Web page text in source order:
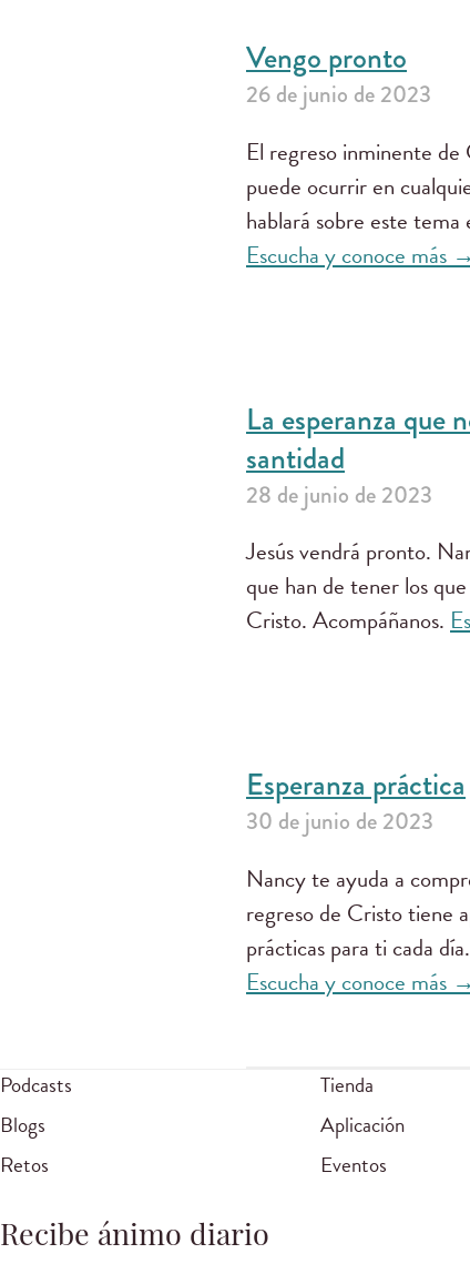
Vengo pronto
26 de junio de 2023
El regreso inminente
puede ocurrir en
hablará sobre este
Escucha y conoce más →
La esperanza que
santidad
28 de junio de 2023
Jesús vendrá pronto.
que han de tener los
Cristo. Acompáñanos.
Esperanza práctica
30 de junio de 2023
Nancy te ayuda a
regreso de Cristo tiene
prácticas para ti cada
Escucha y conoce más →
Podcasts
Blogs
Retos
Tienda
Aplicación
Eventos
Recibe ánimo diario